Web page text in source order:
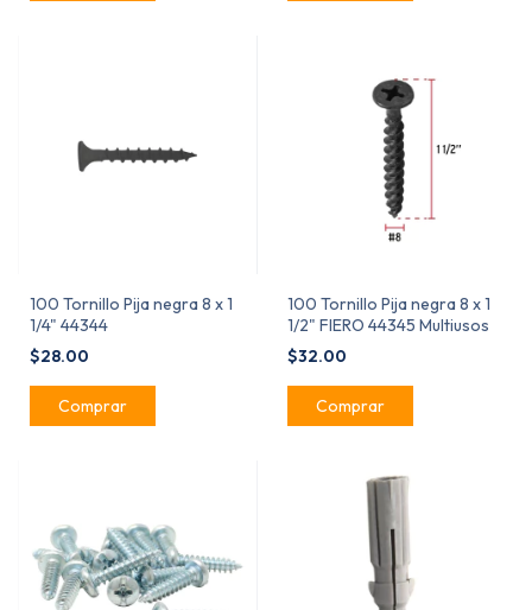
100 Tornillo Pija negra 8 x 1
1/4" 44344
$28.00
100 Tornillo Pija negra 8 x 1
1/2" FIERO 44345 Multiusos
$32.00